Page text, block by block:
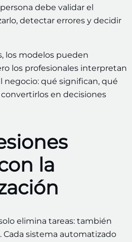
debe validar el
detectar errores y decidir
los modelos pueden
los profesionales interpretan
negocio: qué significan, qué
en decisiones
la
elimina tareas: también
Cada sistema automatizado